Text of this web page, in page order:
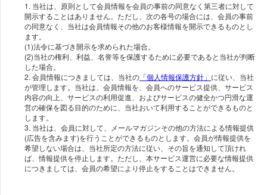
1. 当社は、原則として会員情報を会員の事前の同意なく第三者に対して
開示することはありません。ただし、次の各号の場合には、会員の事前
の同意なく、当社は会員情報その他のお客様情報を開示できるものとし
ます。
(1)法令に基づき開示を求められた場合。
(2)当社の権利、利益、名誉等を保護するために必要であると当社が判断
した場合。
2. 会員情報につきましては、当社の 「個人情報保護方針」 に従い、当社
が管理します。当社は、会員情報を、会員へのサービス提供、サービス
内容の向上、サービスの利用促進、およびサービスの健全かつ円滑な運
営の確保を図る目的のために、当社おいて利用することができるものと
します。
3. 当社は、会員に対して、メールマガジンその他の方法による情報提供
(広告を含みます)を行うことができるものとします。会員が情報提供を
希望しない場合は、当社所定の方法に従い、その旨を通知して頂けれ
ば、情報提供を停止します。ただし、本サービス運営に必要な情報提供
につきましては、会員の希望により停止をすることはできません。